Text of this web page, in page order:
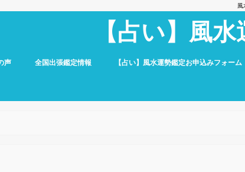
風
【占い】風
声 全国出張鑑定情報 【占い】風水運勢鑑定お申込みフォーム